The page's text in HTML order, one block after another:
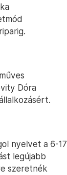
Dóra
nyelvet a 6-17
legújabb
szeretnék